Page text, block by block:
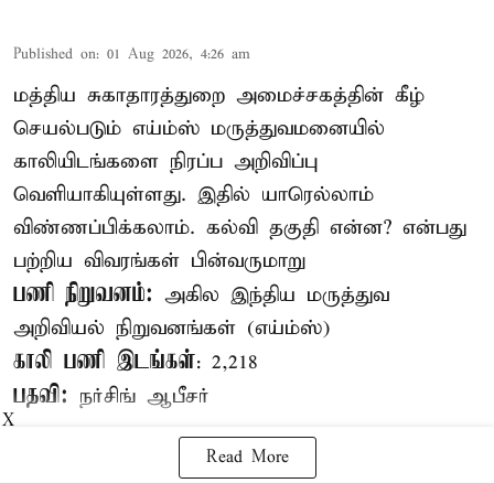
Published on: 01 Aug 2026, 4:26 am
மத்திய சுகாதாரத்துறை அமைச்சகத்தின் கீழ்
செயல்படும் எய்ம்ஸ் மருத்துவமனையில்
காலியிடங்களை நிரப்ப அறிவிப்பு
வெளியாகியுள்ளது. இதில் யாரெல்லாம்
விண்ணப்பிக்கலாம். கல்வி தகுதி என்ன? என்பது
பற்றிய விவரங்கள் பின்வருமாறு
பணி நிறுவனம்: அகில இந்திய மருத்துவ
அறிவியல் நிறுவனங்கள் (எய்ம்ஸ்)
காலி பணி இடங்கள்: 2,218
பதவி: நர்சிங் ஆபீசர்
Read More
X